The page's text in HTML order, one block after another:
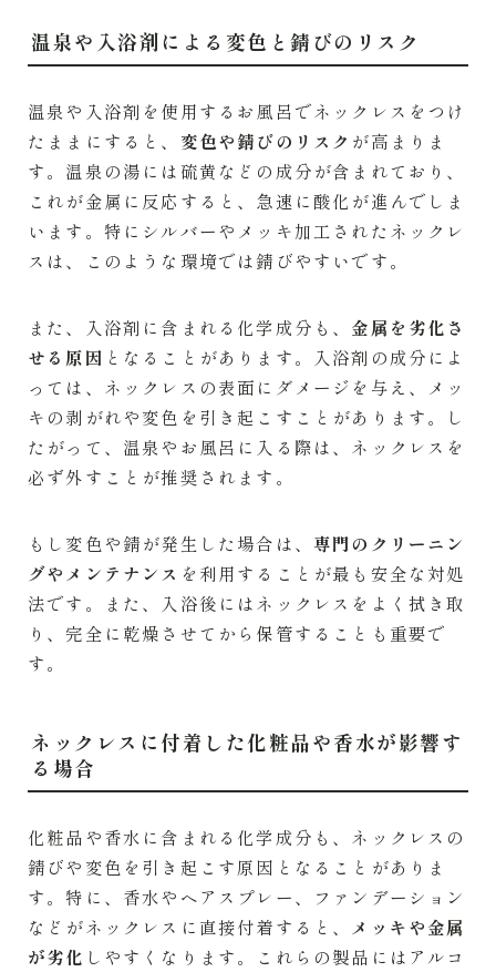
温泉や入浴剤による変色と錆びのリスク
温泉や入浴剤を使用するお風呂でネックレスをつけ
たままにすると、 変色や錆びのリスク が高まりま
す。温泉の湯には硫黄などの成分が含まれており、
これが金属に反応すると、急速に酸化が進んでしま
います。特にシルバーやメッキ加工されたネックレ
スは、このような環境では錆びやすいです。
また、入浴剤に含まれる化学成分も、 金属を劣化さ
せる原因 となることがあります。入浴剤の成分によ
っては、ネックレスの表面にダメージを与え、メッ
キの剥がれや変色を引き起こすことがあります。し
たがって、温泉やお風呂に入る際は、ネックレスを
必ず外すことが推奨されます。
もし変色や錆が発生した場合は、 専門のクリーニン
グやメンテナンス を利用することが最も安全な対処
法です。また、入浴後にはネックレスをよく拭き取
り、完全に乾燥させてから保管することも重要で
す。
ネックレスに付着した化粧品や香水が影響す
る場合
化粧品や香水に含まれる化学成分も、ネックレスの
錆びや変色を引き起こす原因となることがありま
す。特に、香水やヘアスプレー、ファンデーション
などがネックレスに直接付着すると、
メッキや金属
が劣化 しやすくなります。これらの製品にはアルコ